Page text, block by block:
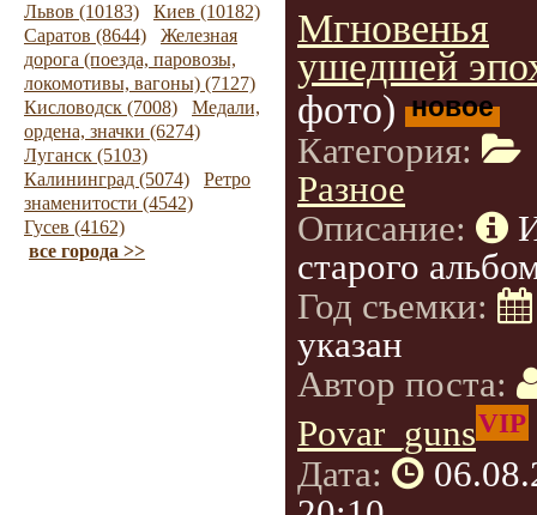
Львов (10183)
Киев (10182)
Саратов (8644)
Железная
дорога (поезда, паровозы,
локомотивы, вагоны) (7127)
Кисловодск (7008)
Медали,
ордена, значки (6274)
Луганск (5103)
Калининград (5074)
Ретро
знаменитости (4542)
Гусев (4162)
все города >>
Мгновенья
ушедшей
фото) новое
Категория:
Разное
Описание:
старого
Год съемки:
указан
Автор поста:
Povar_gunsVIP
Дата: